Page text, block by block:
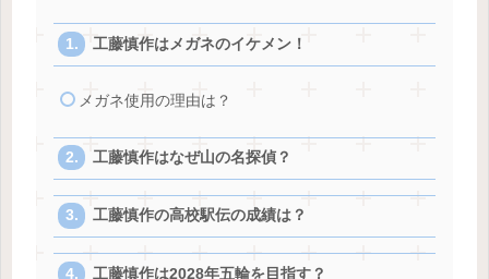
工藤慎作はメガネのイケメン！
メガネ使用の理由は？
工藤慎作はなぜ山の名探偵？
工藤慎作の高校駅伝の成績は？
工藤慎作は2028年五輪を目指す？